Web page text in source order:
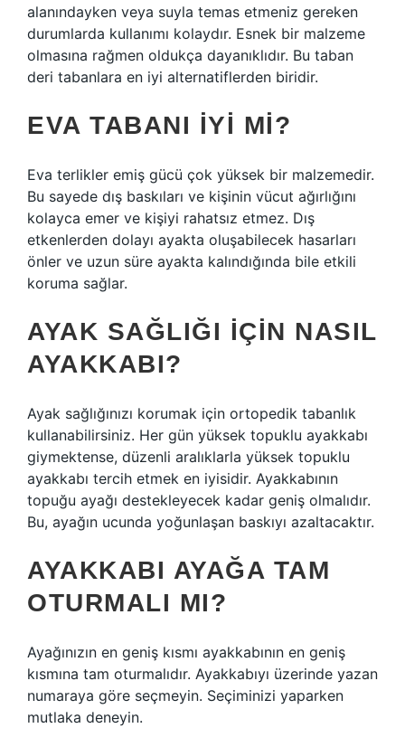
alanındayken veya suyla temas etmeniz gereken
durumlarda kullanımı kolaydır. Esnek bir malzeme
olmasına rağmen oldukça dayanıklıdır. Bu taban
deri tabanlara en iyi alternatiflerden biridir.
EVA TABANI IYI MI?
Eva terlikler emiş gücü çok yüksek bir malzemedir.
Bu sayede dış baskıları ve kişinin vücut ağırlığını
kolayca emer ve kişiyi rahatsız etmez. Dış
etkenlerden dolayı ayakta oluşabilecek hasarları
önler ve uzun süre ayakta kalındığında bile etkili
koruma sağlar.
AYAK SAĞLIĞI IÇIN NASIL
AYAKKABI?
Ayak sağlığınızı korumak için ortopedik tabanlık
kullanabilirsiniz. Her gün yüksek topuklu ayakkabı
giymektense, düzenli aralıklarla yüksek topuklu
ayakkabı tercih etmek en iyisidir. Ayakkabının
topuğu ayağı destekleyecek kadar geniş olmalıdır.
Bu, ayağın ucunda yoğunlaşan baskıyı azaltacaktır.
AYAKKABI AYAĞA TAM
OTURMALI MI?
Ayağınızın en geniş kısmı ayakkabının en geniş
kısmına tam oturmalıdır. Ayakkabıyı üzerinde yazan
numaraya göre seçmeyin. Seçiminizi yaparken
mutlaka deneyin.